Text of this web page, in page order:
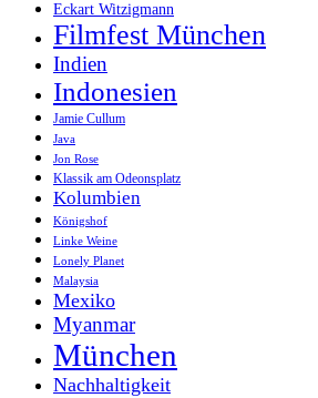
Eckart Witzigmann
Filmfest München
Indien
Indonesien
Jamie Cullum
Java
Jon Rose
Klassik am Odeonsplatz
Kolumbien
Königshof
Linke Weine
Lonely Planet
Malaysia
Mexiko
Myanmar
München
Nachhaltigkeit